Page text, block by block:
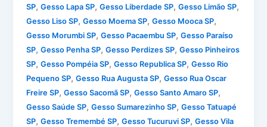
SP,Gesso Lapa SP,Gesso Liberdade SP,Gesso Limão SP,
Gesso Liso SP,Gesso Moema SP,Gesso Mooca SP,
Gesso Morumbi SP,Gesso Pacaembu SP,Gesso Paraíso
SP,Gesso Penha SP,Gesso Perdizes SP,Gesso Pinheiros
SP,Gesso Pompéia SP,Gesso Republica SP,Gesso Rio
Pequeno SP,Gesso Rua Augusta SP,Gesso Rua Oscar
Freire SP,Gesso Sacomã SP,Gesso Santo Amaro SP,
Gesso Saúde SP,Gesso Sumarezinho SP,Gesso Tatuapé
SP,Gesso Tremembé SP,Gesso Tucuruvi SP,Gesso Vila